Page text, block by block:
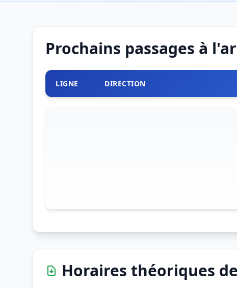
Prochains passages à
LIGNE DIRECTION
Horaires théoriques